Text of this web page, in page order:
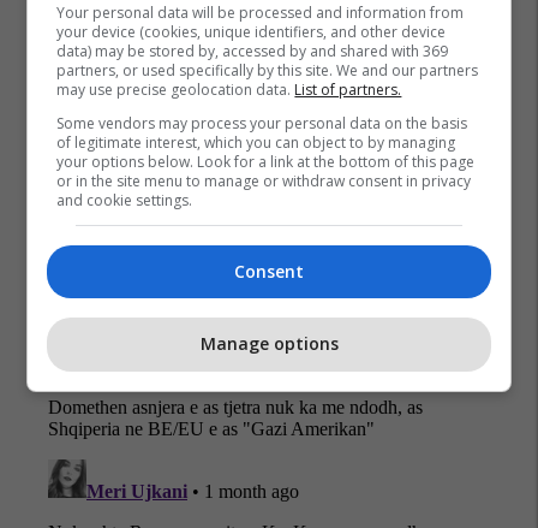
Edi Rama
Your personal data will be processed and information from
your device (cookies, unique identifiers, and other device
data) may be stored by, accessed by and shared with 369
partners, or used specifically by this site. We and our partners
may use precise geolocation data. List of partners.
Some vendors may process your personal data on the basis
of legitimate interest, which you can object to by managing
your options below. Look for a link at the bottom of this page
or in the site menu to manage or withdraw consent in privacy
and cookie settings.
Consent
Manage options